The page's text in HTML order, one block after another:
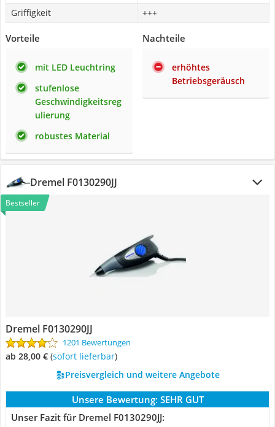
Griffigkeit
+++
Vorteile
mit LED Leuchtring
stufenlose
Geschwindigkeitsreg
ulierung
robustes Material
Nachteile
erhöhtes
Betriebsgeräusch
Dremel F0130290JJ
Bestseller
Dremel F0130290JJ
1201 Bewertungen
ab 28,00 € ( Sofort lieferbar)
Preisvergleich und weitere Angebote
Unsere Bewertung: SEHR GUT
Unser Fazit für Dremel F0130290JJ: